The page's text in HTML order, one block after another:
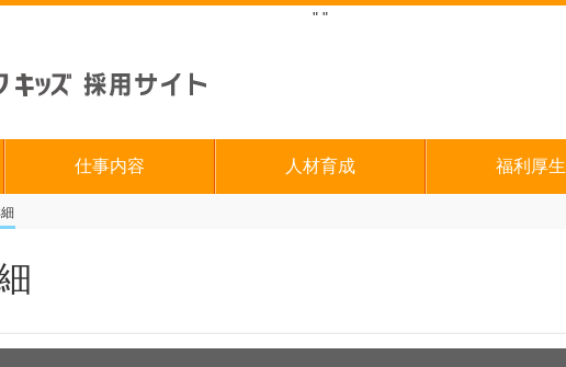
" "
仕事内容 人材育成 福利厚生